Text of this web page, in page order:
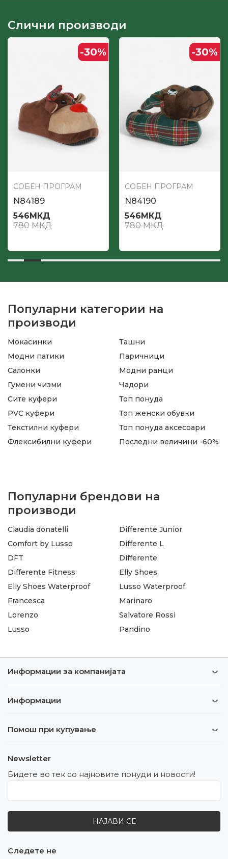
Слични производи
-30%
СОБЕН ПРОГРАМ
N84189
546МКД
780МКД
-30%
СОБЕН ПРОГРАМ
N84190
546МКД
780МКД
Популарни категории на
производи
Мокасинки
Модни патики
Салонки
Гумени чизми
Ташни
Паричници
Модни ранци
Чадори
Сите куфери
PVC куфери
Текстилни куфери
Флексибилни куфери
Топ понуда
Топ женски обувки
Топ понуда аксесоари
Последни величини -60%
Популарни брендови на
производи
Claudia donatelli
Comfort by Lusso
DFT
Differente Fitness
Differente Junior
Differente L
Differente
Elly Shoes
Elly Shoes Waterproof
Francesca
Lorenzo
Lusso
Lusso Waterproof
Marinaro
Salvatore Rossi
Pandino
Информации за компанијата
Информации
Помош при купување
Newsletter
Бидете во тек со најновите понуди и новости!
НАЈАВИ СЕ
Следете не